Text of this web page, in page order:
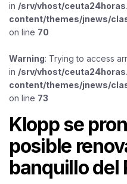
in /srv/vhost/
content/themes/jnews/
on line 70
Warning: Trying to access
in /srv/vhost/
content/themes/jnews/
on line 73
Klopp se
posible
banquillo del